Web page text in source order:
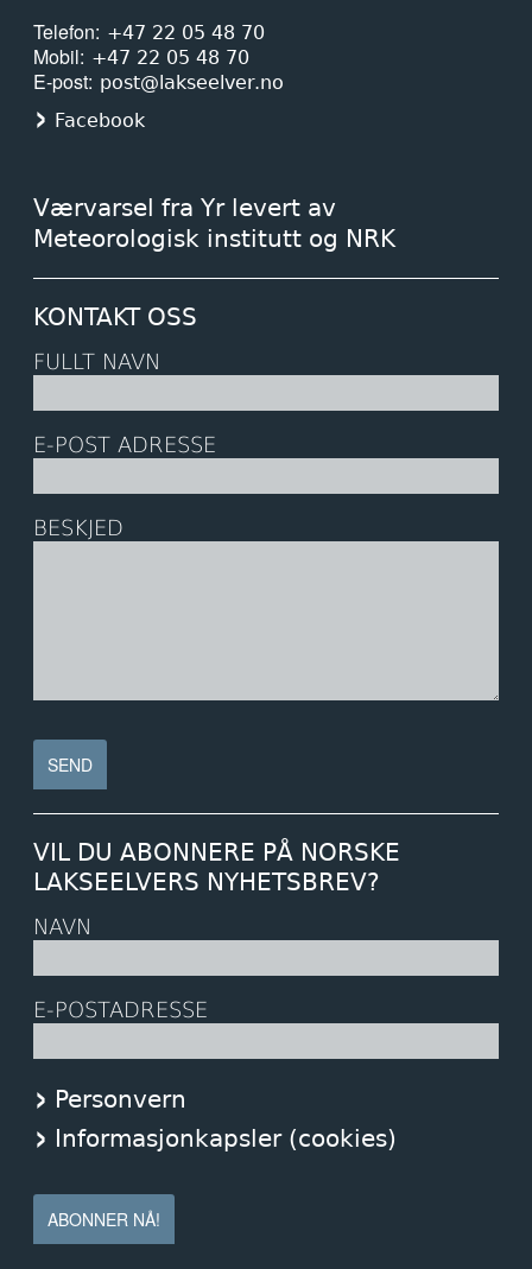
Telefon
+47 22 05 48 70
Mobil +47 22 05 48 70
E-post post@lakseelver.no
Facebook
Værvarsel fra Yr levert av
Meteorologisk institutt og NRK
KONTAKT OSS
FULLT NAVN
E-POST ADRESSE
BESKJED
VIL DU ABONNERE PÅ NORSKE
LAKSEELVERS NYHETSBREV?
NAVN
E-POSTADRESSE
Personvern
Informasjonkapsler (cookies)